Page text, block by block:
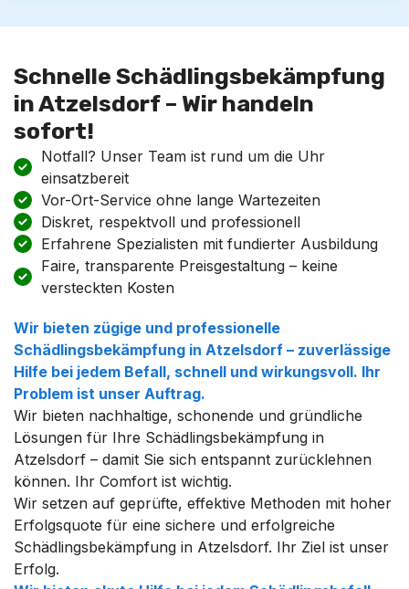
Schnelle Schädlingsbekämpfung
in Atzelsdorf – Wir handeln
sofort!
Notfall? Unser Team ist rund um die Uhr
einsatzbereit
Vor-Ort-Service ohne lange Wartezeiten
Diskret, respektvoll und professionell
Erfahrene Spezialisten mit fundierter Ausbildung
Faire, transparente Preisgestaltung – keine
versteckten Kosten
Wir bieten zügige und professionelle
Schädlingsbekämpfung in Atzelsdorf – zuverlässige
Hilfe bei jedem Befall, schnell und wirkungsvoll. Ihr
Problem ist unser Auftrag.
Wir bieten nachhaltige, schonende und gründliche
Lösungen für Ihre Schädlingsbekämpfung in
Atzelsdorf – damit Sie sich entspannt zurücklehnen
können. Ihr Comfort ist wichtig.
Wir setzen auf geprüfte, effektive Methoden mit hoher
Erfolgsquote für eine sichere und erfolgreiche
Schädlingsbekämpfung in Atzelsdorf. Ihr Ziel ist unser
Erfolg.